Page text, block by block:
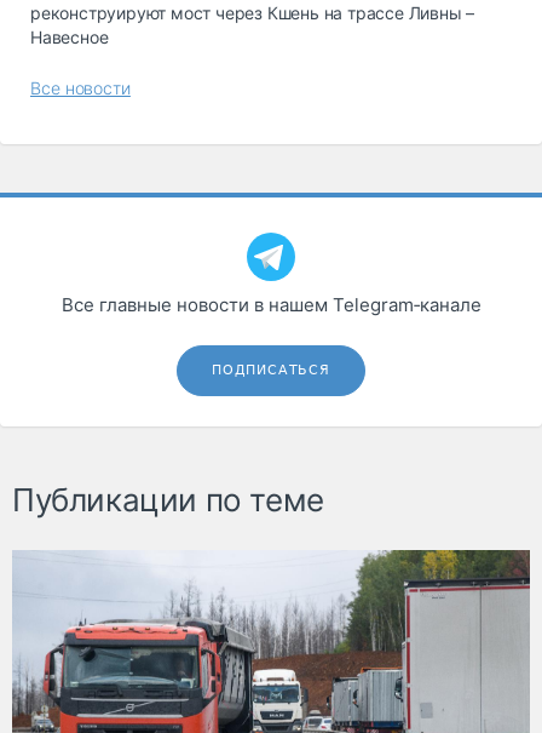
реконструируют мост через Кшень на трассе Ливны –
Навесное
Все новости
Все главные новости в нашем Telegram‑канале
ПОДПИСАТЬСЯ
Публикации по теме